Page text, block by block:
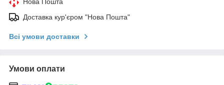
Доставка кур'єром "Нова Пошта"
Всі умови доставки
Умови оплати